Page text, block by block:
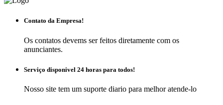
Contato da Empresa!
Os contatos devems ser feitos diretamente com os
anunciantes.
Serviço disponivel 24 horas para todos!
Nosso site tem um suporte diario para melhor atende-lo